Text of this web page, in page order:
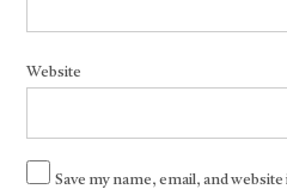
Website
Save my name, email, and